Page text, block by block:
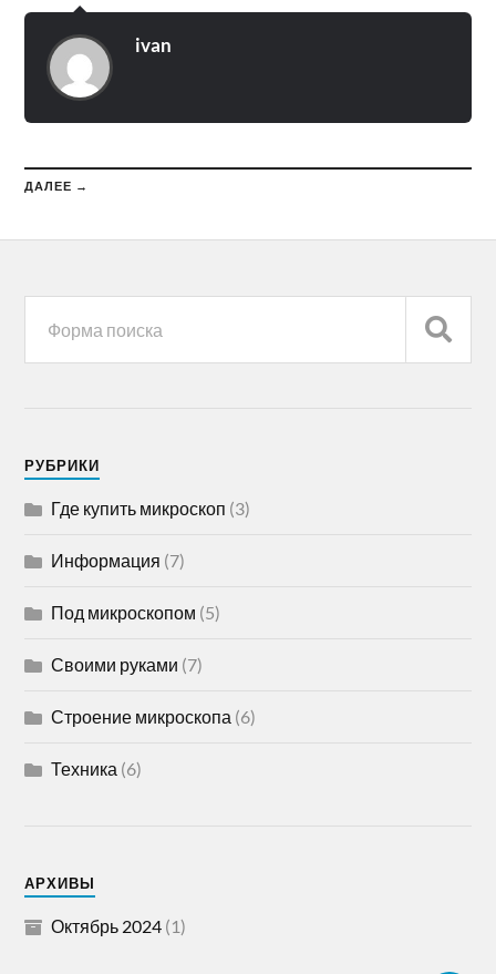
ivan
ДАЛЕЕ →
РУБРИКИ
Где купить микроскоп (3)
Информация (7)
Под микроскопом (5)
Своими руками (7)
Строение микроскопа (6)
Техника (6)
АРХИВЫ
Октябрь 2024 (1)